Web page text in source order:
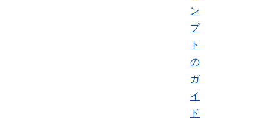
ン
プ
ト
の
ガ
イ
ド